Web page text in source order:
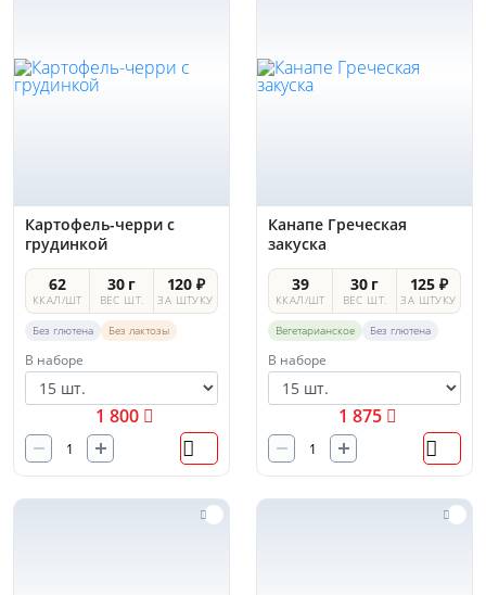
Картофель-черри с
грудинкой
62
ККАЛ/ШТ
30 г
ВЕС ШТ.
120 ₽
ЗА ШТУКУ
Без глютена Без лактозы
В наборе
1 800
Канапе Греческая
закуска
39
ККАЛ/ШТ
30 г
ВЕС ШТ.
125 ₽
ЗА ШТУКУ
Вегетарианское Без глютена
В наборе
1 875